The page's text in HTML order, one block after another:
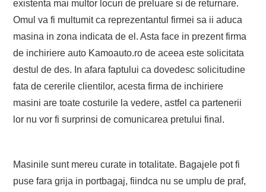
existenta mai multor locuri de preluare si de returnare.
Omul va fi multumit ca reprezentantul firmei sa ii aduca
masina in zona indicata de el. Asta face in prezent firma
de inchiriere auto Kamoauto.ro de aceea este solicitata
destul de des. In afara faptului ca dovedesc solicitudine
fata de cererile clientilor, acesta firma de inchiriere
masini are toate costurile la vedere, astfel ca partenerii
lor nu vor fi surprinsi de comunicarea pretului final.
Masinile sunt mereu curate in totalitate. Bagajele pot fi
puse fara grija in portbagaj, fiindca nu se umplu de praf,